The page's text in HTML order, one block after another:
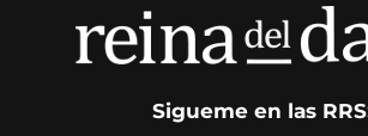
Sigueme en las